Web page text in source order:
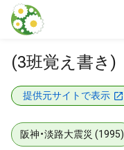
本文に飛ぶ
(3班覚え書き)
提供元サイトで表示
阪神・淡路大震災 (1995)